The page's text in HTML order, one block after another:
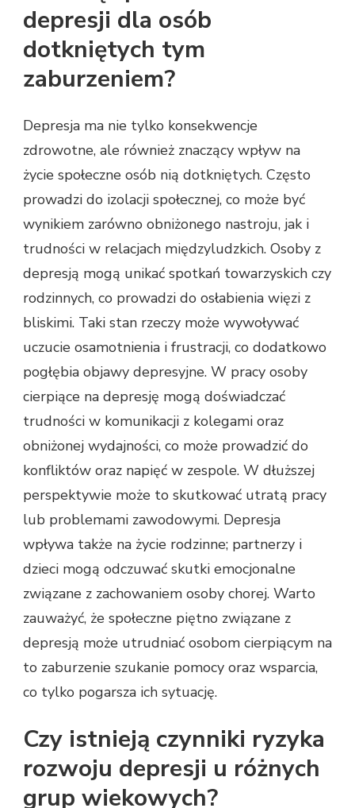
depresji dla osób
dotkniętych tym
zaburzeniem?
Depresja ma nie tylko konsekwencje
zdrowotne, ale również znaczący wpływ na
życie społeczne osób nią dotkniętych. Często
prowadzi do izolacji społecznej, co może być
wynikiem zarówno obniżonego nastroju, jak i
trudności w relacjach międzyludzkich. Osoby z
depresją mogą unikać spotkań towarzyskich czy
rodzinnych, co prowadzi do osłabienia więzi z
bliskimi. Taki stan rzeczy może wywoływać
uczucie osamotnienia i frustracji, co dodatkowo
pogłębia objawy depresyjne. W pracy osoby
cierpiące na depresję mogą doświadczać
trudności w komunikacji z kolegami oraz
obniżonej wydajności, co może prowadzić do
konfliktów oraz napięć w zespole. W dłuższej
perspektywie może to skutkować utratą pracy
lub problemami zawodowymi. Depresja
wpływa także na życie rodzinne; partnerzy i
dzieci mogą odczuwać skutki emocjonalne
związane z zachowaniem osoby chorej. Warto
zauważyć, że społeczne piętno związane z
depresją może utrudniać osobom cierpiącym na
to zaburzenie szukanie pomocy oraz wsparcia,
co tylko pogarsza ich sytuację.
Czy istnieją czynniki ryzyka
rozwoju depresji u różnych
grup wiekowych?